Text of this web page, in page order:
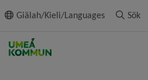
innehållet
Giälah/Kieli/Languages Sök